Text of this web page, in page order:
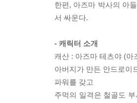
한편, 아즈마 박사의 아
서 싸운다.
- 캐릭터 소개
캐산 : 아즈마 테츠야 (
아버지가 만든 안드로이
파워를 갖고
주먹의 일격은 철골도